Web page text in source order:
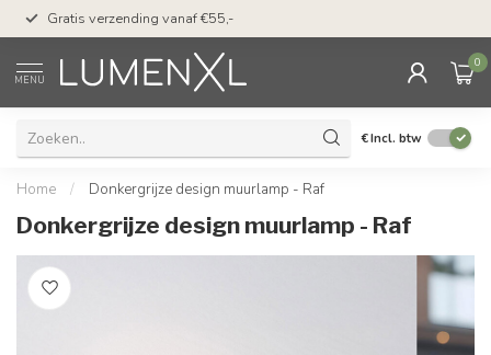
Gratis verzending vanaf €55,-
MENU
0
€Incl. btw
Home / Donkergrijze design muurlamp - Raf
Donkergrijze design muurlamp - Raf